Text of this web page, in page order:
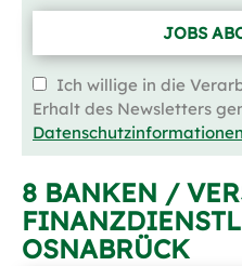
JOBS
Ich willige in die
Erhalt des Newsletters
Datenschutzinformationen
8 BANKEN /
OSNABRÜCK